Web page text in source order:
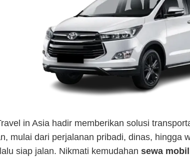
in Asia hadir memberikan solusi
mulai dari perjalanan pribadi, dinas, hingga
siap jalan. Nikmati kemudahan sewa